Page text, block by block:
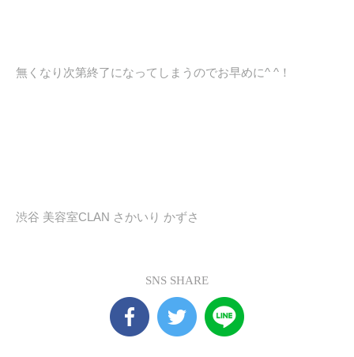
無くなり次第終了になってしまうのでお早めに^ ^！
渋谷 美容室CLAN さかいり かずさ
SNS SHARE